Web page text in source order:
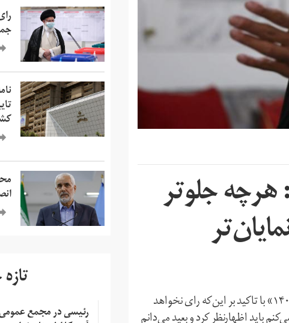
هاشمی: هرچه جلوتر
فائزه هاشمی در اتاقی با عنوان «گفت‌وگوی آزاد با فائزه هاشمی با محوریت انتخابات ۱۴۰۰» با تاکید بر این‌که رای نخواهد رئیسی در مجمع